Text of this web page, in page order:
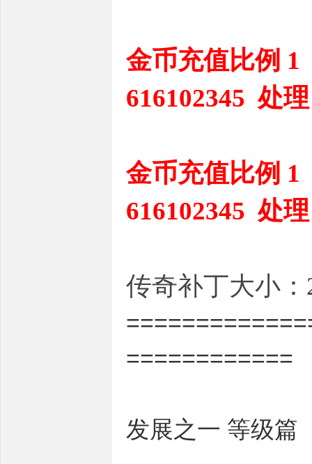
金币充值比例
616102345 处理
金币充值比例
616102345 处理
传奇补丁大小：
============
发展之一 等级篇